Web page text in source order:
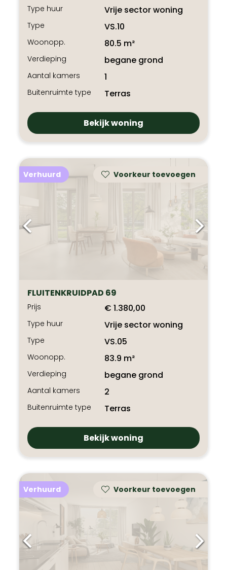
Type huur Vrije sector woning
Type VS.10
Woonopp. 80.5 m²
Verdieping begane grond
Aantal kamers 1
Buitenruimte type Terras
Bekijk woning
Voorkeur toevoegen
Verhuurd
FLUITENKRUIDPAD 69
Prijs € 1.380,00
Type huur Vrije sector woning
Type VS.05
Woonopp. 83.9 m²
Verdieping begane grond
Aantal kamers 2
Buitenruimte type Terras
Bekijk woning
Voorkeur toevoegen
Verhuurd